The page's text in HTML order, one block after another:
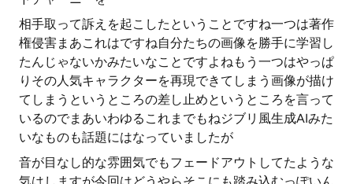
相手取って訴えを起こしたということですね一つは著作
権侵害まあこれはですね自分たちの画像を勝手に学習し
たんじゃないかみたいなことですよねもう一つはやっぱ
りその人気キャラクターを再現できてしまう画像が描け
てしまうというところの差し止めというところを言って
いるのでまあいわゆるこれまでもねジブリ風生成AIみた
いなものも話題にはなっていましたが
音が目なし的な雰囲気でもフェードアウトしてたような